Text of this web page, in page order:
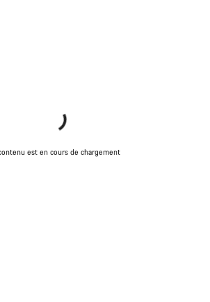
est en cours de chargement